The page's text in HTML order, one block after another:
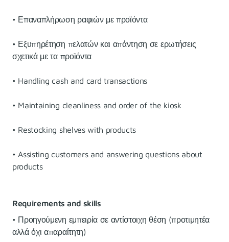
• Επαναπλήρωση ραφιών με προϊόντα
• Εξυπηρέτηση πελατών και απάντηση σε ερωτήσεις
σχετικά με τα προϊόντα
• Handling cash and card transactions
• Maintaining cleanliness and order of the kiosk
• Restocking shelves with products
• Assisting customers and answering questions about
products
Requirements and skills
• Προηγούμενη εμπειρία σε αντίστοιχη θέση (προτιμητέα
αλλά όχι απαραίτητη)